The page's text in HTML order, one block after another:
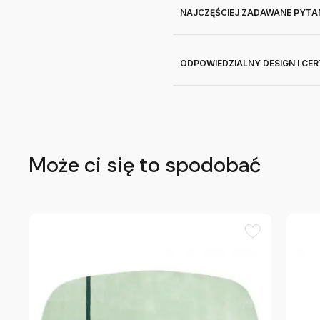
NAJCZĘŚCIEJ ZADAWANE
ODPOWIEDZIALNY DESIGN I
Może ci się to spodobać